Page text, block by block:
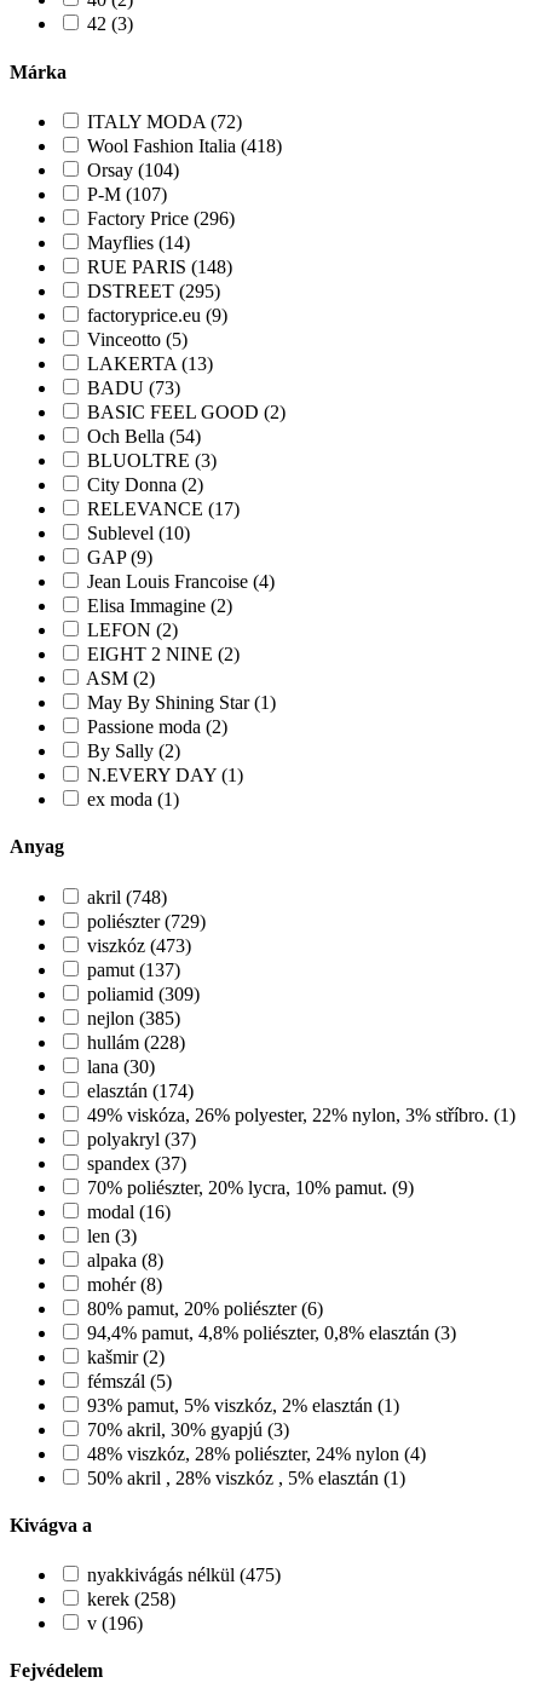
42 (3)
Márka
ITALY MODA (72)
Wool Fashion Italia (418)
Orsay (104)
P-M (107)
Factory Price (296)
Mayflies (14)
RUE PARIS (148)
DSTREET (295)
factoryprice.eu (9)
Vinceotto (5)
LAKERTA (13)
BADU (73)
BASIC FEEL GOOD (2)
Och Bella (54)
BLUOLTRE (3)
City Donna (2)
RELEVANCE (17)
Sublevel (10)
GAP (9)
Jean Louis Francoise (4)
Elisa Immagine (2)
LEFON (2)
EIGHT 2 NINE (2)
ASM (2)
May By Shining Star (1)
Passione moda (2)
By Sally (2)
N.EVERY DAY (1)
ex moda (1)
Anyag
akril (748)
poliészter (729)
viszkóz (473)
pamut (137)
poliamid (309)
nejlon (385)
hullám (228)
lana (30)
elasztán (174)
49% viskóza, 26% polyester, 22% nylon, 3% stříbro. (1)
polyakryl (37)
spandex (37)
70% poliészter, 20% lycra, 10% pamut. (9)
modal (16)
len (3)
alpaka (8)
mohér (8)
80% pamut, 20% poliészter (6)
94,4% pamut, 4,8% poliészter, 0,8% elasztán (3)
kašmir (2)
fémszál (5)
93% pamut, 5% viszkóz, 2% elasztán (1)
70% akril, 30% gyapjú (3)
48% viszkóz, 28% poliészter, 24% nylon (4)
50% akril , 28% viszkóz , 5% elasztán (1)
Kivágva a
nyakkivágás nélkül (475)
kerek (258)
v (196)
Fejvédelem